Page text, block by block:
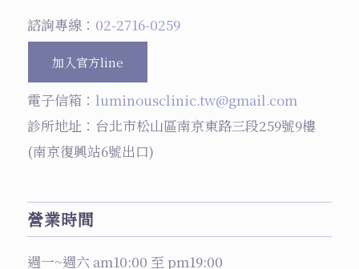
諮詢專線： 02-2716-0259
加入官方line
電子信箱： luminousclinic.tw@gmail.com
診所地址：台北市松山區南京東路三段259號9樓
(南京復興站6號出口)
營業時間
週一~週六 am10:00 至 pm19:00